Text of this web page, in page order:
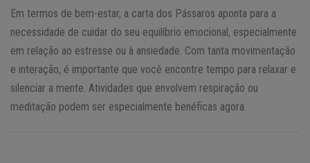
Em termos de bem-estar, a carta dos Pássaros aponta para a
necessidade de cuidar do seu equilíbrio emocional, especialmente
em relação ao estresse ou à ansiedade. Com tanta movimentação
e interação, é importante que você encontre tempo para relaxar e
silenciar a mente. Atividades que envolvem respiração ou
meditação podem ser especialmente benéficas agora.